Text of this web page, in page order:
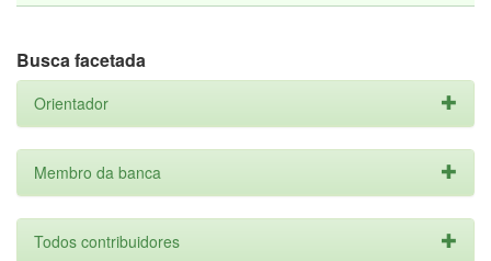
Busca facetada
Orientador
Membro da banca
Todos contribuidores